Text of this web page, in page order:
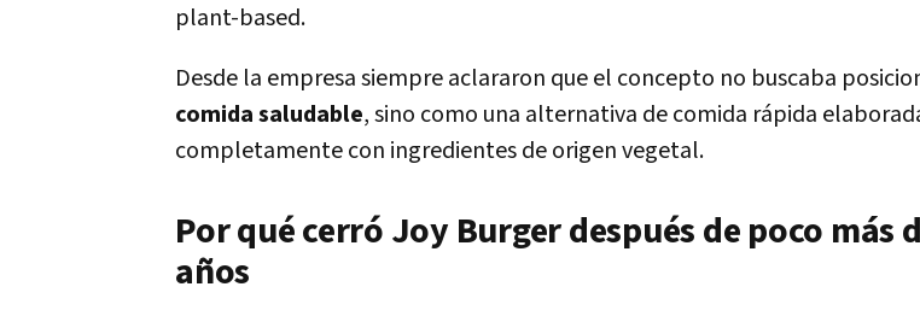
plant-based.
Desde la empresa siempre aclararon que el concepto no buscaba
comida saludable, sino como una alternativa de comida rápida
completamente con ingredientes de origen vegetal.
Por qué cerró Joy Burger después de poco más
años